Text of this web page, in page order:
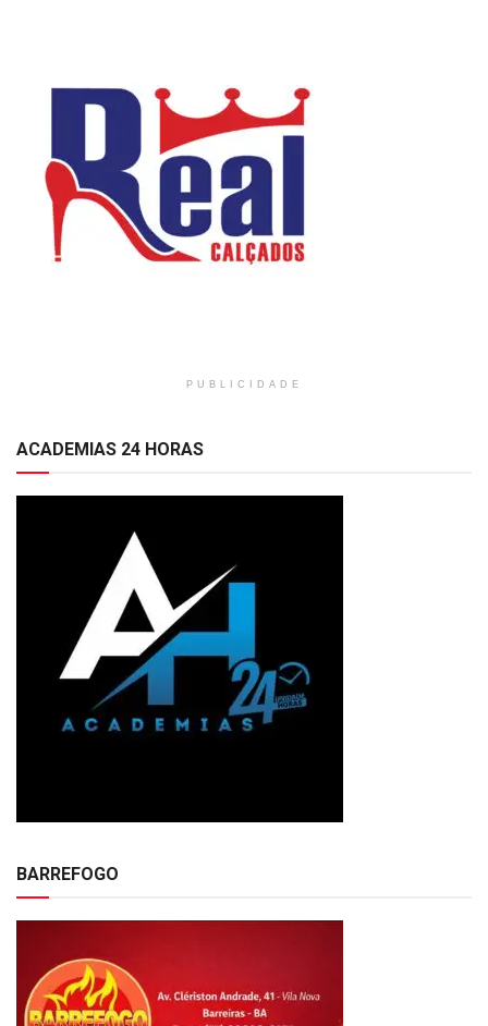
PUBLICIDADE
ACADEMIAS 24 HORAS
BARREFOGO